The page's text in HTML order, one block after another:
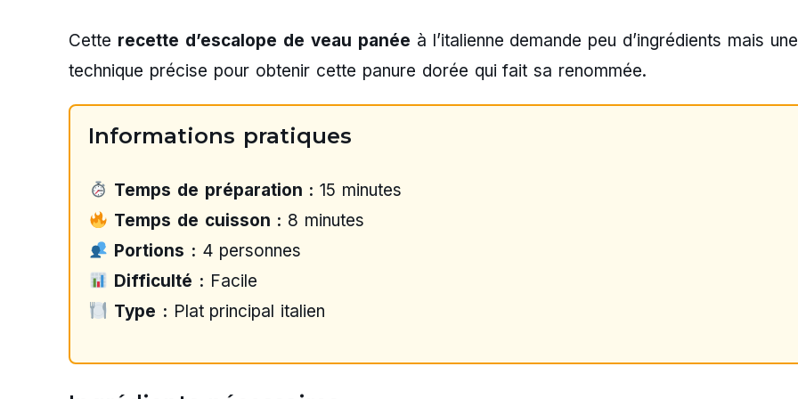
Cette recette d’escalope de veau panée à l’italienne demande peu d’ingrédients mais une
technique précise pour obtenir cette panure dorée qui fait sa renommée.
Informations pratiques
Temps de préparation : 15 minutes
Temps de cuisson : 8 minutes
Portions : 4 personnes
Difficulté : Facile
Type : Plat principal italien